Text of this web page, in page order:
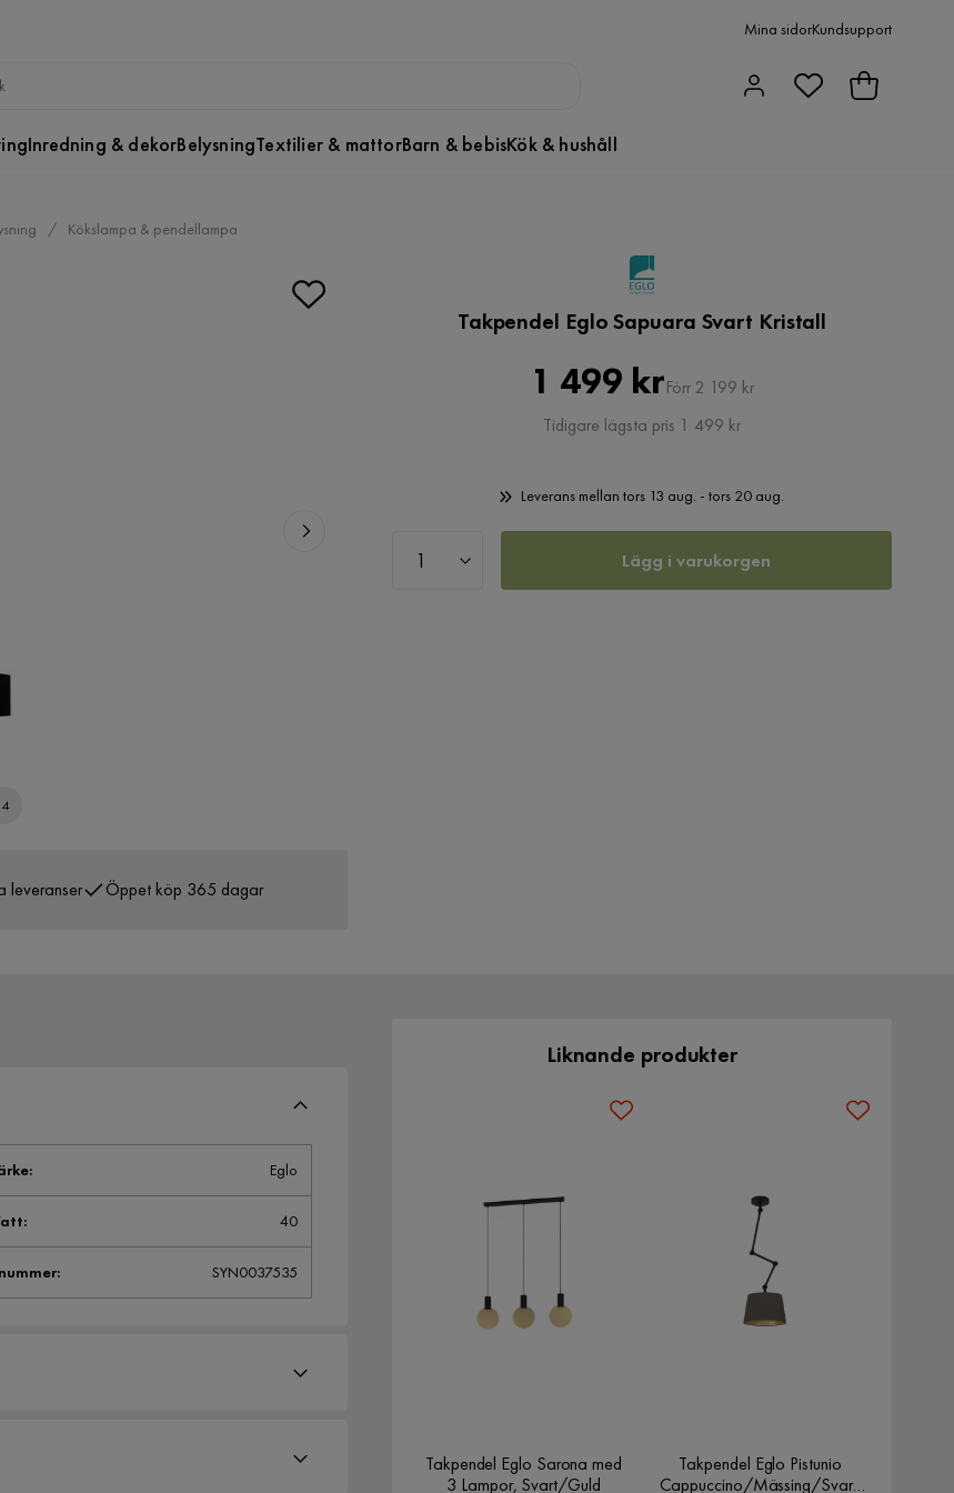
Mina sidorKundsupport
Inredning & dekorBelysningTextilier & mattorBarn & bebisKök & hushåll
Kökslampa & pendellampa
leveranser Öppet köp 365 dagar
Takpendel Eglo Sapuara Svart Kristall
Pris
1 499 krOriginal
Pris
Förr 2 199 kr
Tidigare lägsta pris 1 499 kr
Leverans mellan tors 13 aug. - tors 20 aug.
Lägg i varukorgen
: Eglo
: 40
: SYN0037535
Liknande produkter
Takpendel Eglo Sarona med
3 Lampor, Svart/Guld
Takpendel Eglo Pistunio
Cappuccino/Mässing/Svart,